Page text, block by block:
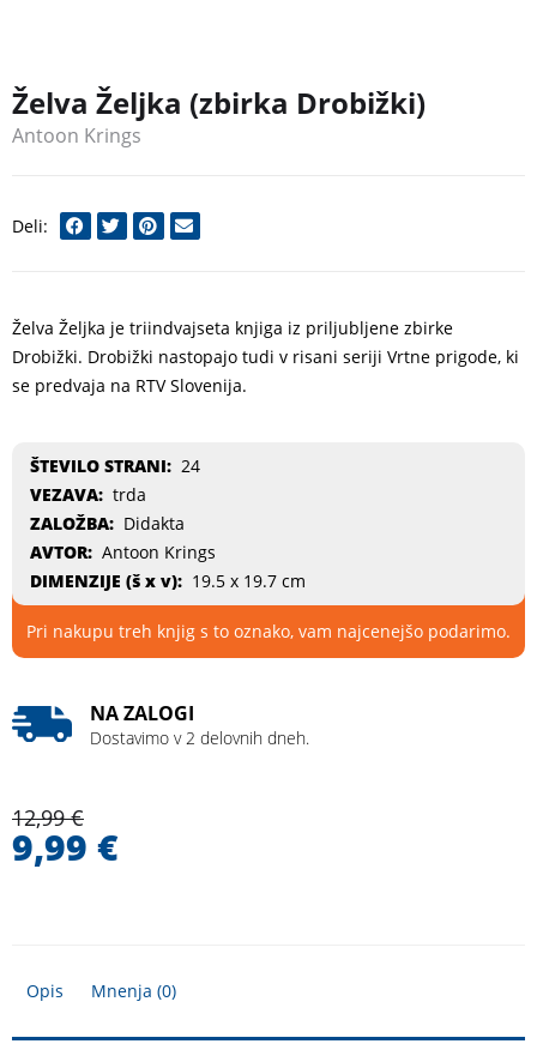
Želva Željka (zbirka Drobižki)
Antoon Krings
Želva Željka je triindvajseta knjiga iz priljubljene zbirke
Drobižki. Drobižki nastopajo tudi v risani seriji Vrtne prigode, ki
se predvaja na RTV Slovenija.
NA ZALOGI
Dostavimo v 2 delovnih dneh.
12,99€
9,99 €
ŠTEVILO STRANI: 24
VEZAVA: trda
ZALOŽBA: Didakta
AVTOR: Antoon Krings
DIMENZIJE (š x v): 19.5 x 19.7 cm
Pri nakupu treh knjig s to oznako, vam najcenejšo podarimo.
Opis Mnenja (0)